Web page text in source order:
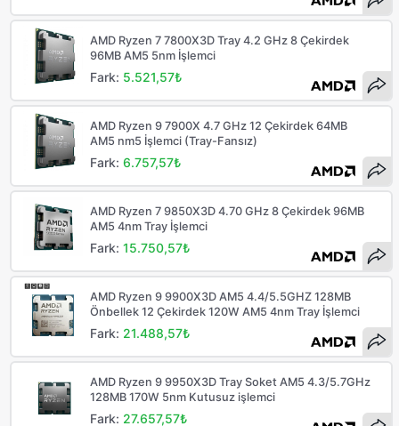
AMD Ryzen 7 7800X3D Tray 4.2 GHz 8 Çekirdek
96MB AM5 5nm İşlemci
Fark: 5.521,57₺
AMD Ryzen 9 7900X 4.7 GHz 12 Çekirdek 64MB
AM5 nm5 İşlemci (Tray-Fansız)
Fark:6.757,57₺
AMD Ryzen 7 9850X3D 4.70 GHz 8 Çekirdek 96MB
AM5 4nm Tray İşlemci
Fark:15.750,57₺
AMD Ryzen 9 9900X3D AM5 4.4/5.5GHZ 128MB
Önbellek 12 Çekirdek 120W AM5 4nm Tray İşlemci
Fark: 21.488,57₺
AMD Ryzen 9 9950X3D Tray Soket AM5 4.3/5.7GHz
128MB 170W 5nm Kutusuz işlemci
Fark: 27.657,57₺